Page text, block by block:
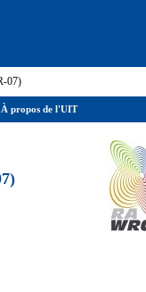
07)
À propos de l'UIT